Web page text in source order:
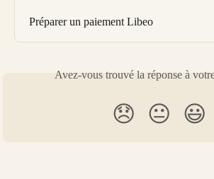
Préparer un paiement Libeo
Avez-vous trouvé la réponse à
😞 😐 😃